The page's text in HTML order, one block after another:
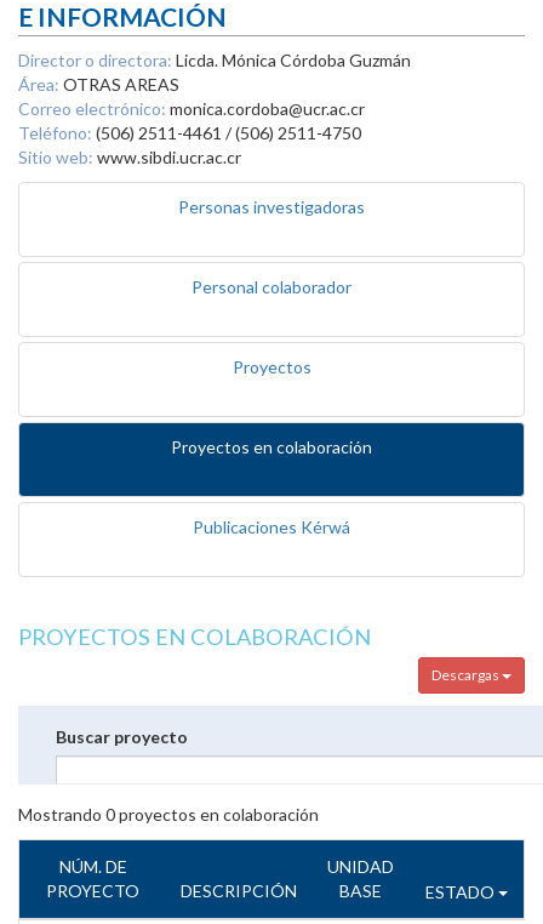
E INFORMACIÓN
Director o directora: Licda. Mónica Córdoba Guzmán
Área: OTRAS AREAS
Correo electrónico: monica.cordoba@ucr.ac.cr
Teléfono: (506) 2511-4461 / (506) 2511-4750
Sitio web: www.sibdi.ucr.ac.cr
Personas investigadoras
Personal colaborador
Proyectos
Proyectos en colaboración
Publicaciones Kérwá
PROYECTOS EN COLABORACIÓN
Descargas
Buscar proyecto
Mostrando 0proyectos en colaboración
NÚM. DE
PROYECTO
DESCRIPCIÓN
UNIDAD
BASE
ESTADO